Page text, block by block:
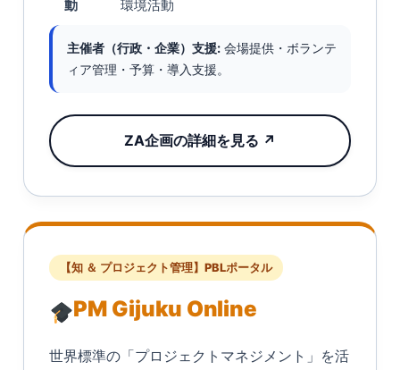
動 環境活動
主催者（行政・企業）支援: 会場提供・ボランテ
ィア管理・予算・導入支援。
ZA企画の詳細を見る ↗
【知 ＆ プロジェクト管理】PBLポータル
PM Gijuku Online
世界標準の「プロジェクトマネジメント」を活